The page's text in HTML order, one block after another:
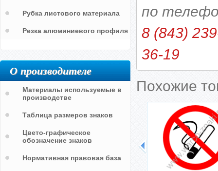
по
8 (843)
36-19
Похожие
Рубка листового материала
Резка алюминиевого профиля
О производителе
Материалы используемые в
производстве
Таблица размеров знаков
Цвето-графическое
обозначение знаков
Нормативная правовая база